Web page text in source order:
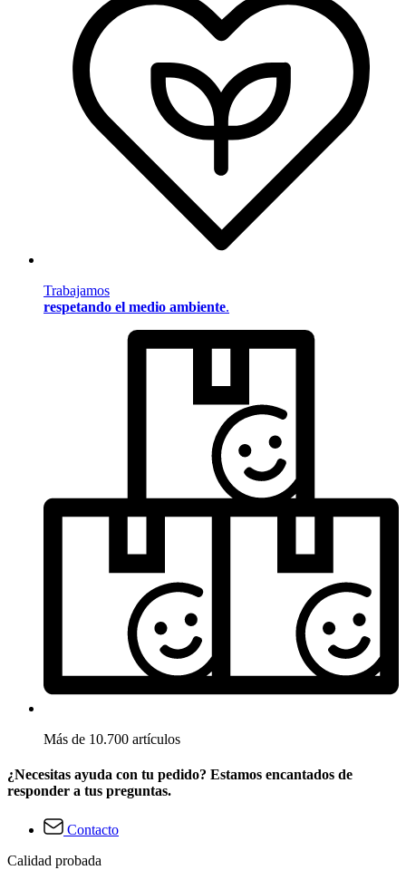
Trabajamos
respetando el medio ambiente.
Más de 10.700 artículos
¿Necesitas ayuda con tu pedido? Estamos encantados de
responder a tus preguntas.
Contacto
Calidad probada